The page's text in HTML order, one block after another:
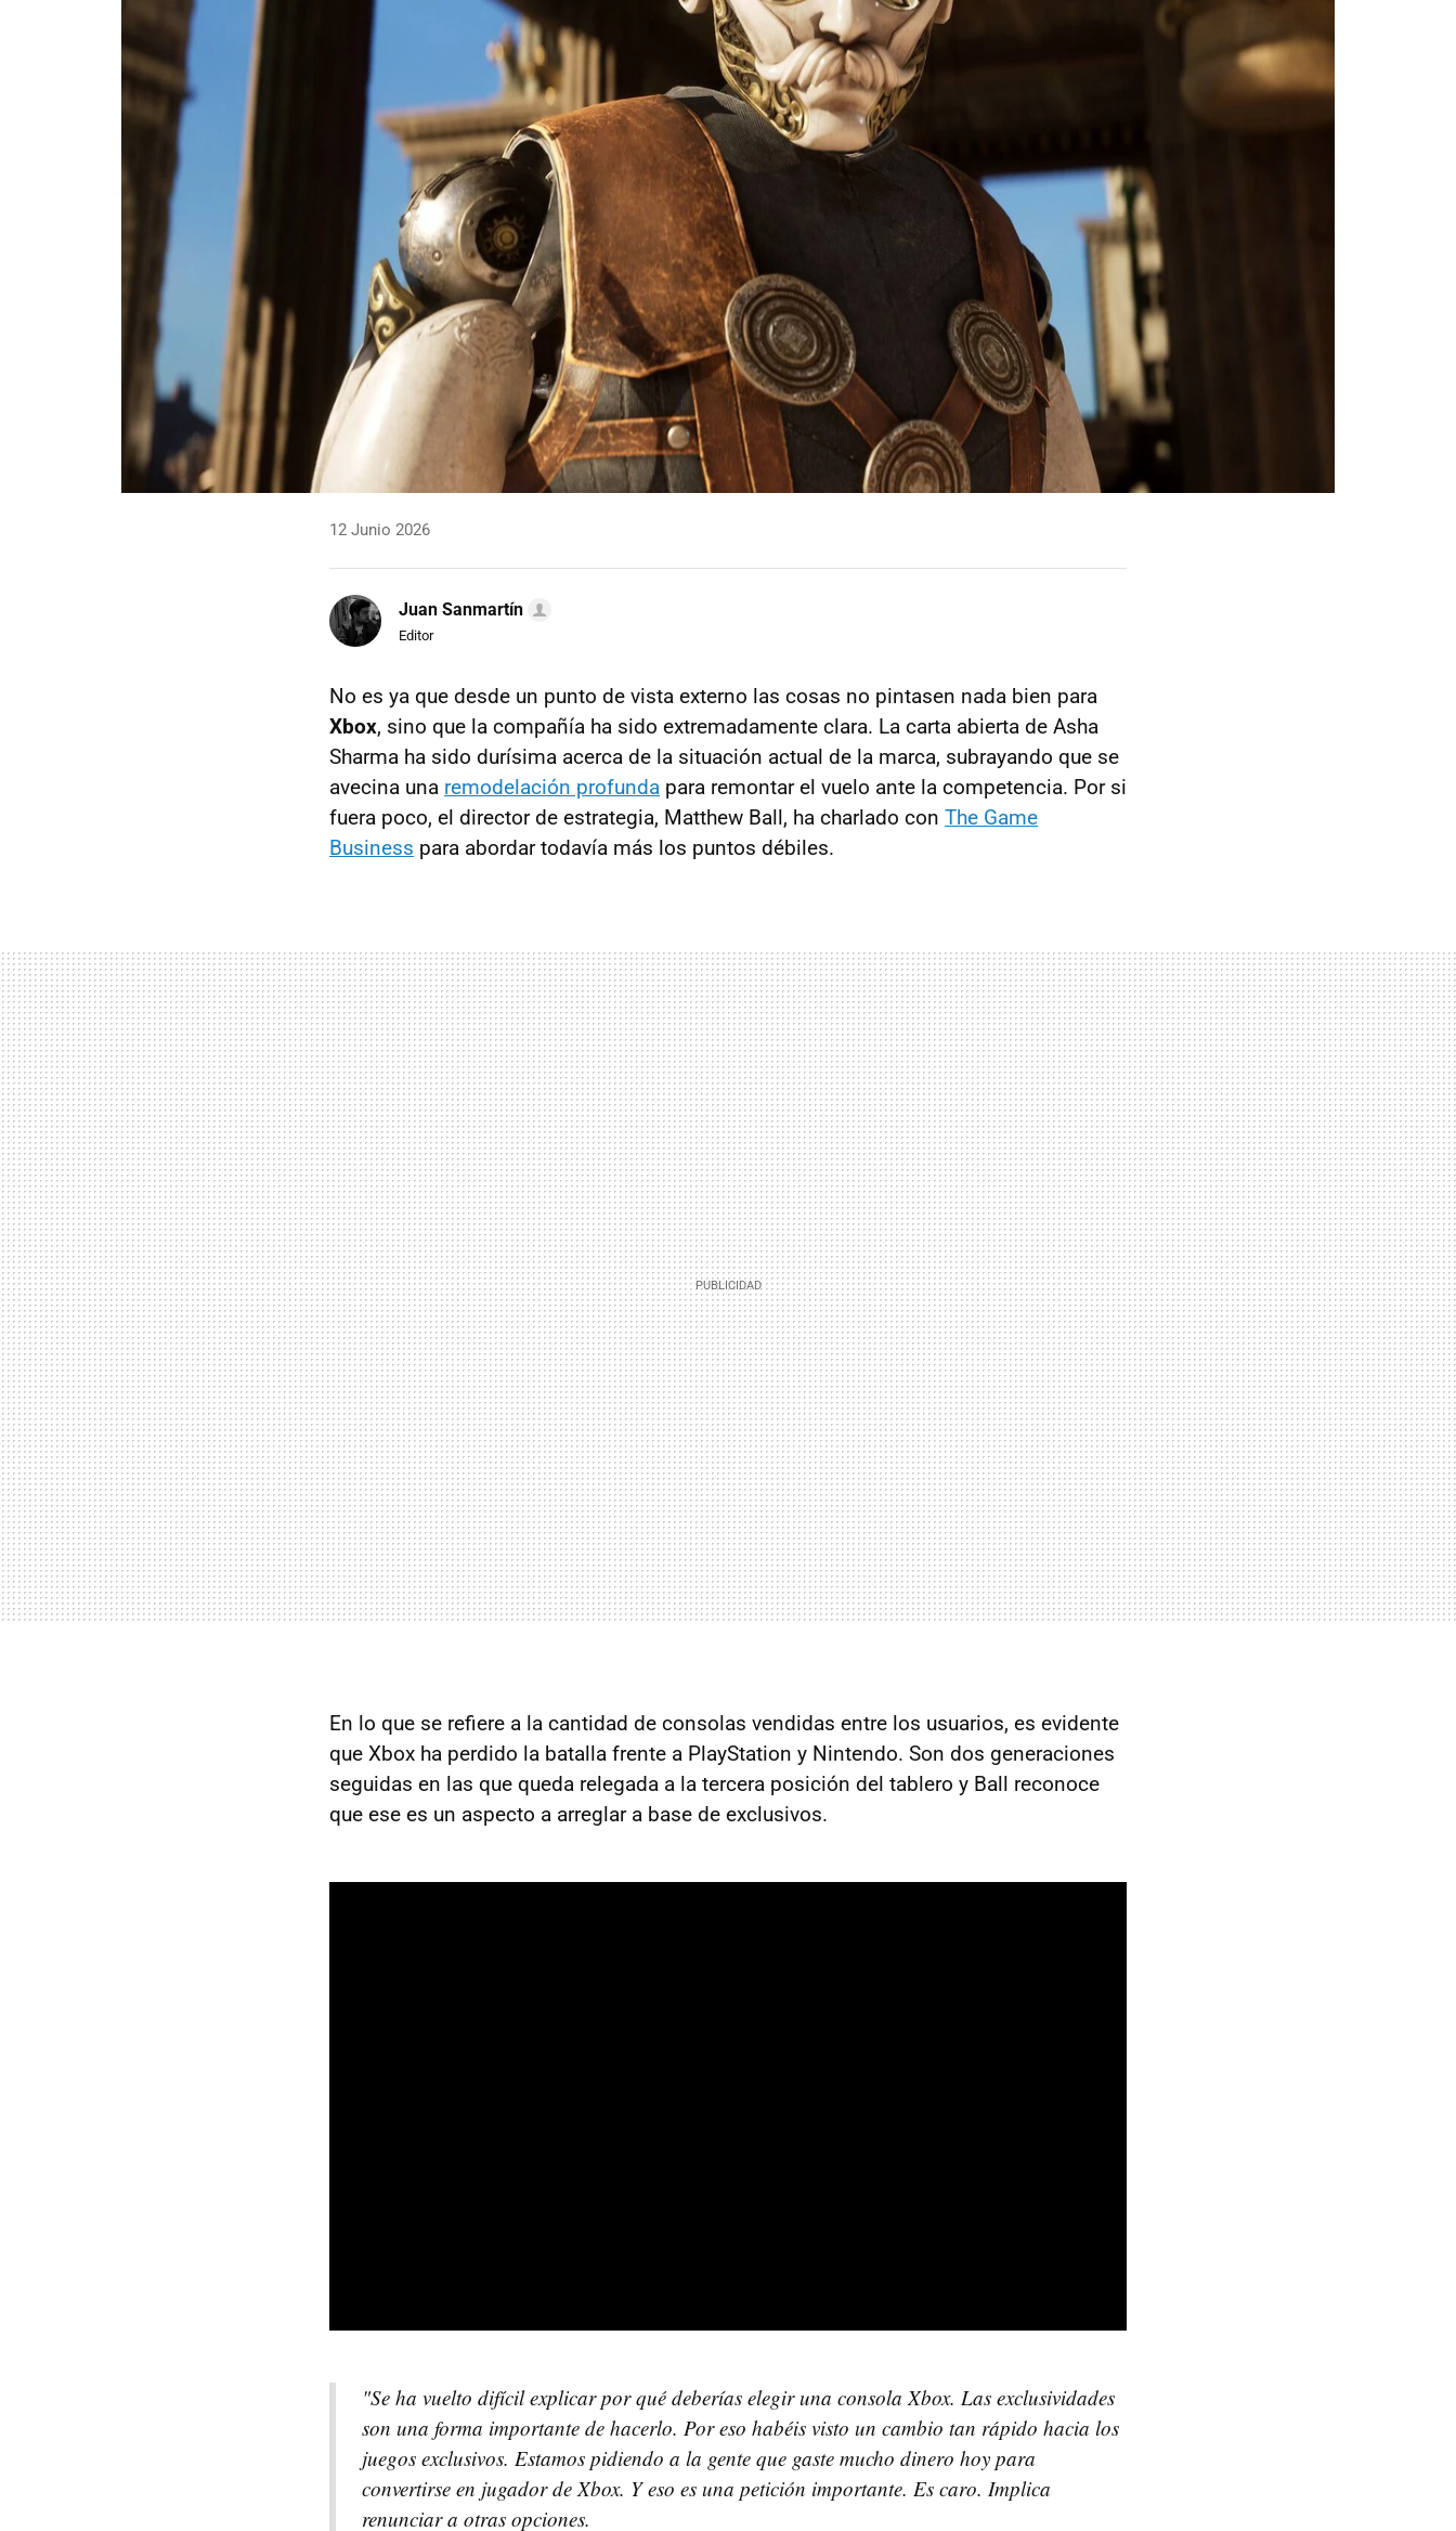
12 Junio 2026
Juan Sanmartín
Editor
No es ya que desde un punto de vista externo las cosas no pintasen nada bien para
Xbox, sino que la compañía ha sido extremadamente clara. La carta abierta de Asha
Sharma ha sido durísima acerca de la situación actual de la marca, subrayando que se
avecina una remodelación profunda para remontar el vuelo ante la competencia. Por si
fuera poco, el director de estrategia, Matthew Ball, ha charlado con The Game
Business para abordar todavía más los puntos débiles.
En lo que se refiere a la cantidad de consolas vendidas entre los usuarios, es evidente
que Xbox ha perdido la batalla frente a PlayStation y Nintendo. Son dos generaciones
seguidas en las que queda relegada a la tercera posición del tablero y Ball reconoce
que ese es un aspecto a arreglar a base de exclusivos.
"Se ha vuelto difícil explicar por qué deberías elegir una consola Xbox. Las exclusividades
son una forma importante de hacerlo. Por eso habéis visto un cambio tan rápido hacia los
juegos exclusivos. Estamos pidiendo a la gente que gaste mucho dinero hoy para
convertirse en jugador de Xbox. Y eso es una petición importante. Es caro. Implica
renunciar a otras opciones.